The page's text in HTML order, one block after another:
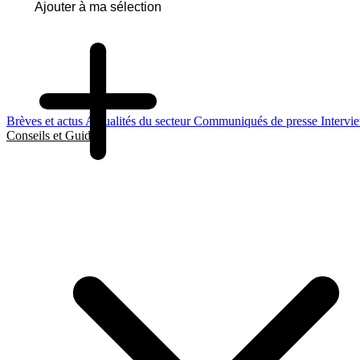
Brèves et actus Actualités du secteurCommuniqués de presse
Conseils et Guides
Ajouter à ma sélection